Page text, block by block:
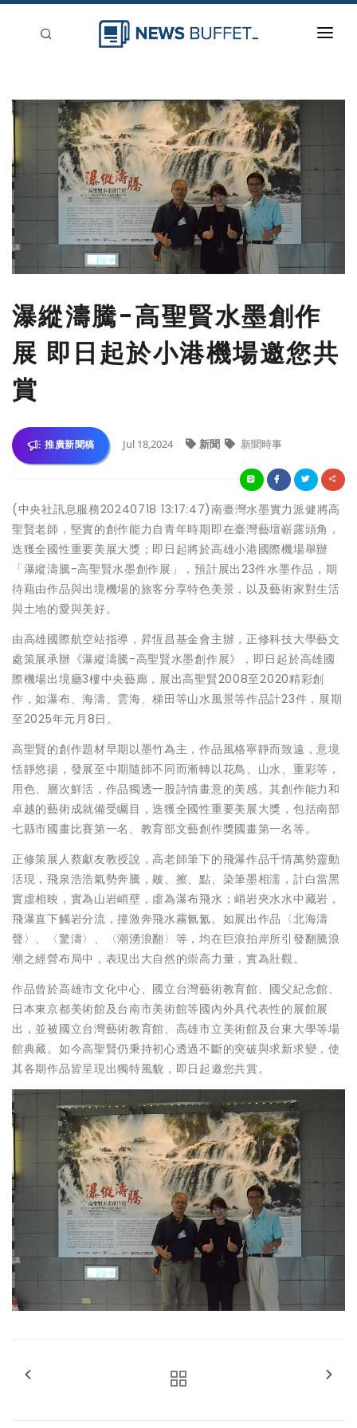
新聞稿分類
登入
刊登
瀑縱濤騰-高聖賢水墨創作
展 即日起於小港機場邀您共
賞
推廣新聞稿 Jul 18,2024 新聞 新聞時事
(中央社訊息服務20240718 13:17:47)南臺灣水墨實力派健將高
聖賢老師，堅實的創作能力自青年時期即在臺灣藝壇嶄露頭角，
迭獲全國性重要美展大獎；即日起將於高雄小港國際機場舉辦
「瀑縱濤騰-高聖賢水墨創作展」，預計展出23件水墨作品，期
待藉由作品與出境機場的旅客分享特色美景，以及藝術家對生活
與土地的愛與美好。
由高雄國際航空站指導，昇恆昌基金會主辦，正修科技大學藝文
處策展承辦《瀑縱濤騰-高聖賢水墨創作展》，即日起於高雄國
際機場出境廳3樓中央藝廊，展出高聖賢2008至2020精彩創
作，如瀑布、海濤、雲海、梯田等山水風景等作品計23件，展期
至2025年元月8日。
高聖賢的創作題材早期以墨竹為主，作品風格寧靜而致遠，意境
恬靜悠揚，發展至中期隨師不同而漸轉以花鳥、山水、重彩等，
用色、層次鮮活，作品獨透一股詩情畫意的美感。其創作能力和
卓越的藝術成就備受矚目，迭獲全國性重要美展大獎，包括南部
七縣市國畫比賽第一名、教育部文藝創作獎國畫第一名等。
正修策展人蔡獻友教授說，高老師筆下的飛瀑作品千情萬勢靈動
活現，飛泉浩浩氣勢奔騰，皴、擦、點、染筆墨相濡，計白當黑
實虛相映，實為山岩峭壁，虛為瀑布飛水；峭岩夾水水中藏岩，
飛瀑直下觸岩分流，撞激奔飛水霧氤氳。如展出作品〈北海濤
聲〉、〈驚濤〉、〈潮湧浪翻〉等，均在巨浪拍岸所引發翻騰浪
潮之經營布局中，表現出大自然的崇高力量，實為壯觀。
作品曾於高雄市文化中心、國立台灣藝術教育館、國父紀念館、
日本東京都美術館及台南市美術館等國內外具代表性的展館展
出，並被國立台灣藝術教育館、高雄市立美術館及台東大學等場
館典藏。如今高聖賢仍秉持初心透過不斷的突破與求新求變，使
其各期作品皆呈現出獨特風貌，即日起邀您共賞。